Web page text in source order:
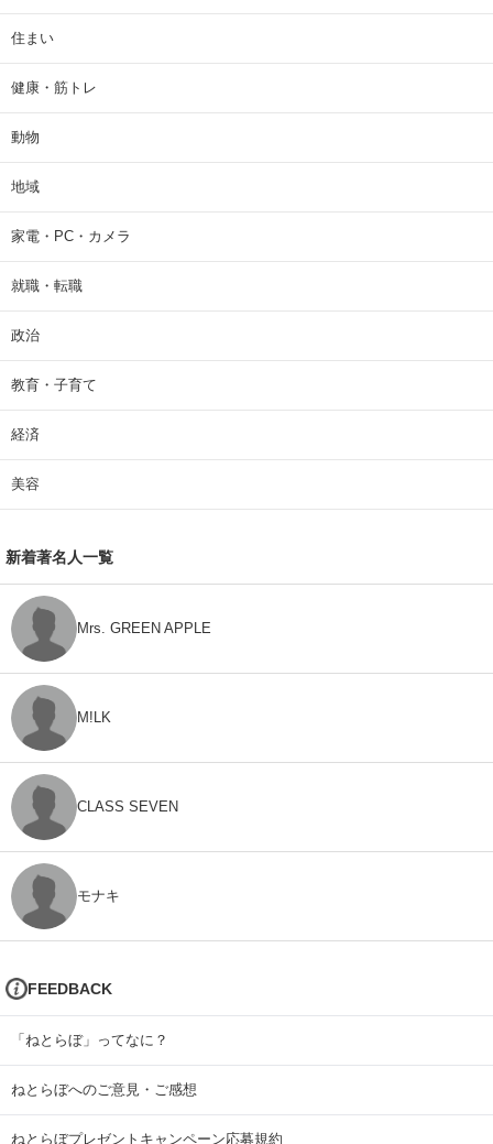
住まい
健康・筋トレ
動物
地域
家電・PC・カメラ
就職・転職
政治
教育・子育て
経済
美容
新着著名人一覧
Mrs. GREEN APPLE
M!LK
CLASS SEVEN
モナキ
FEEDBACK
「ねとらぼ」ってなに？
ねとらぼへのご意見・ご感想
ねとらぼプレゼントキャンペーン応募規約